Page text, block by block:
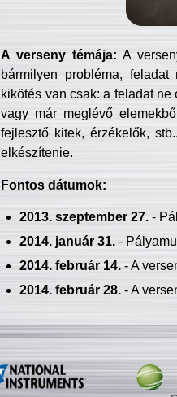
A verseny témája: A
bármilyen probléma, feladat
kikötés van csak: a feladat
vagy már meglévő
fejlesztő kitek, érzékelők,
elkészítenie.
Fontos dátumok:
2013. szeptember 27.-
2014. január 31.-
2014. február 14.- A
2014. február 28.- A